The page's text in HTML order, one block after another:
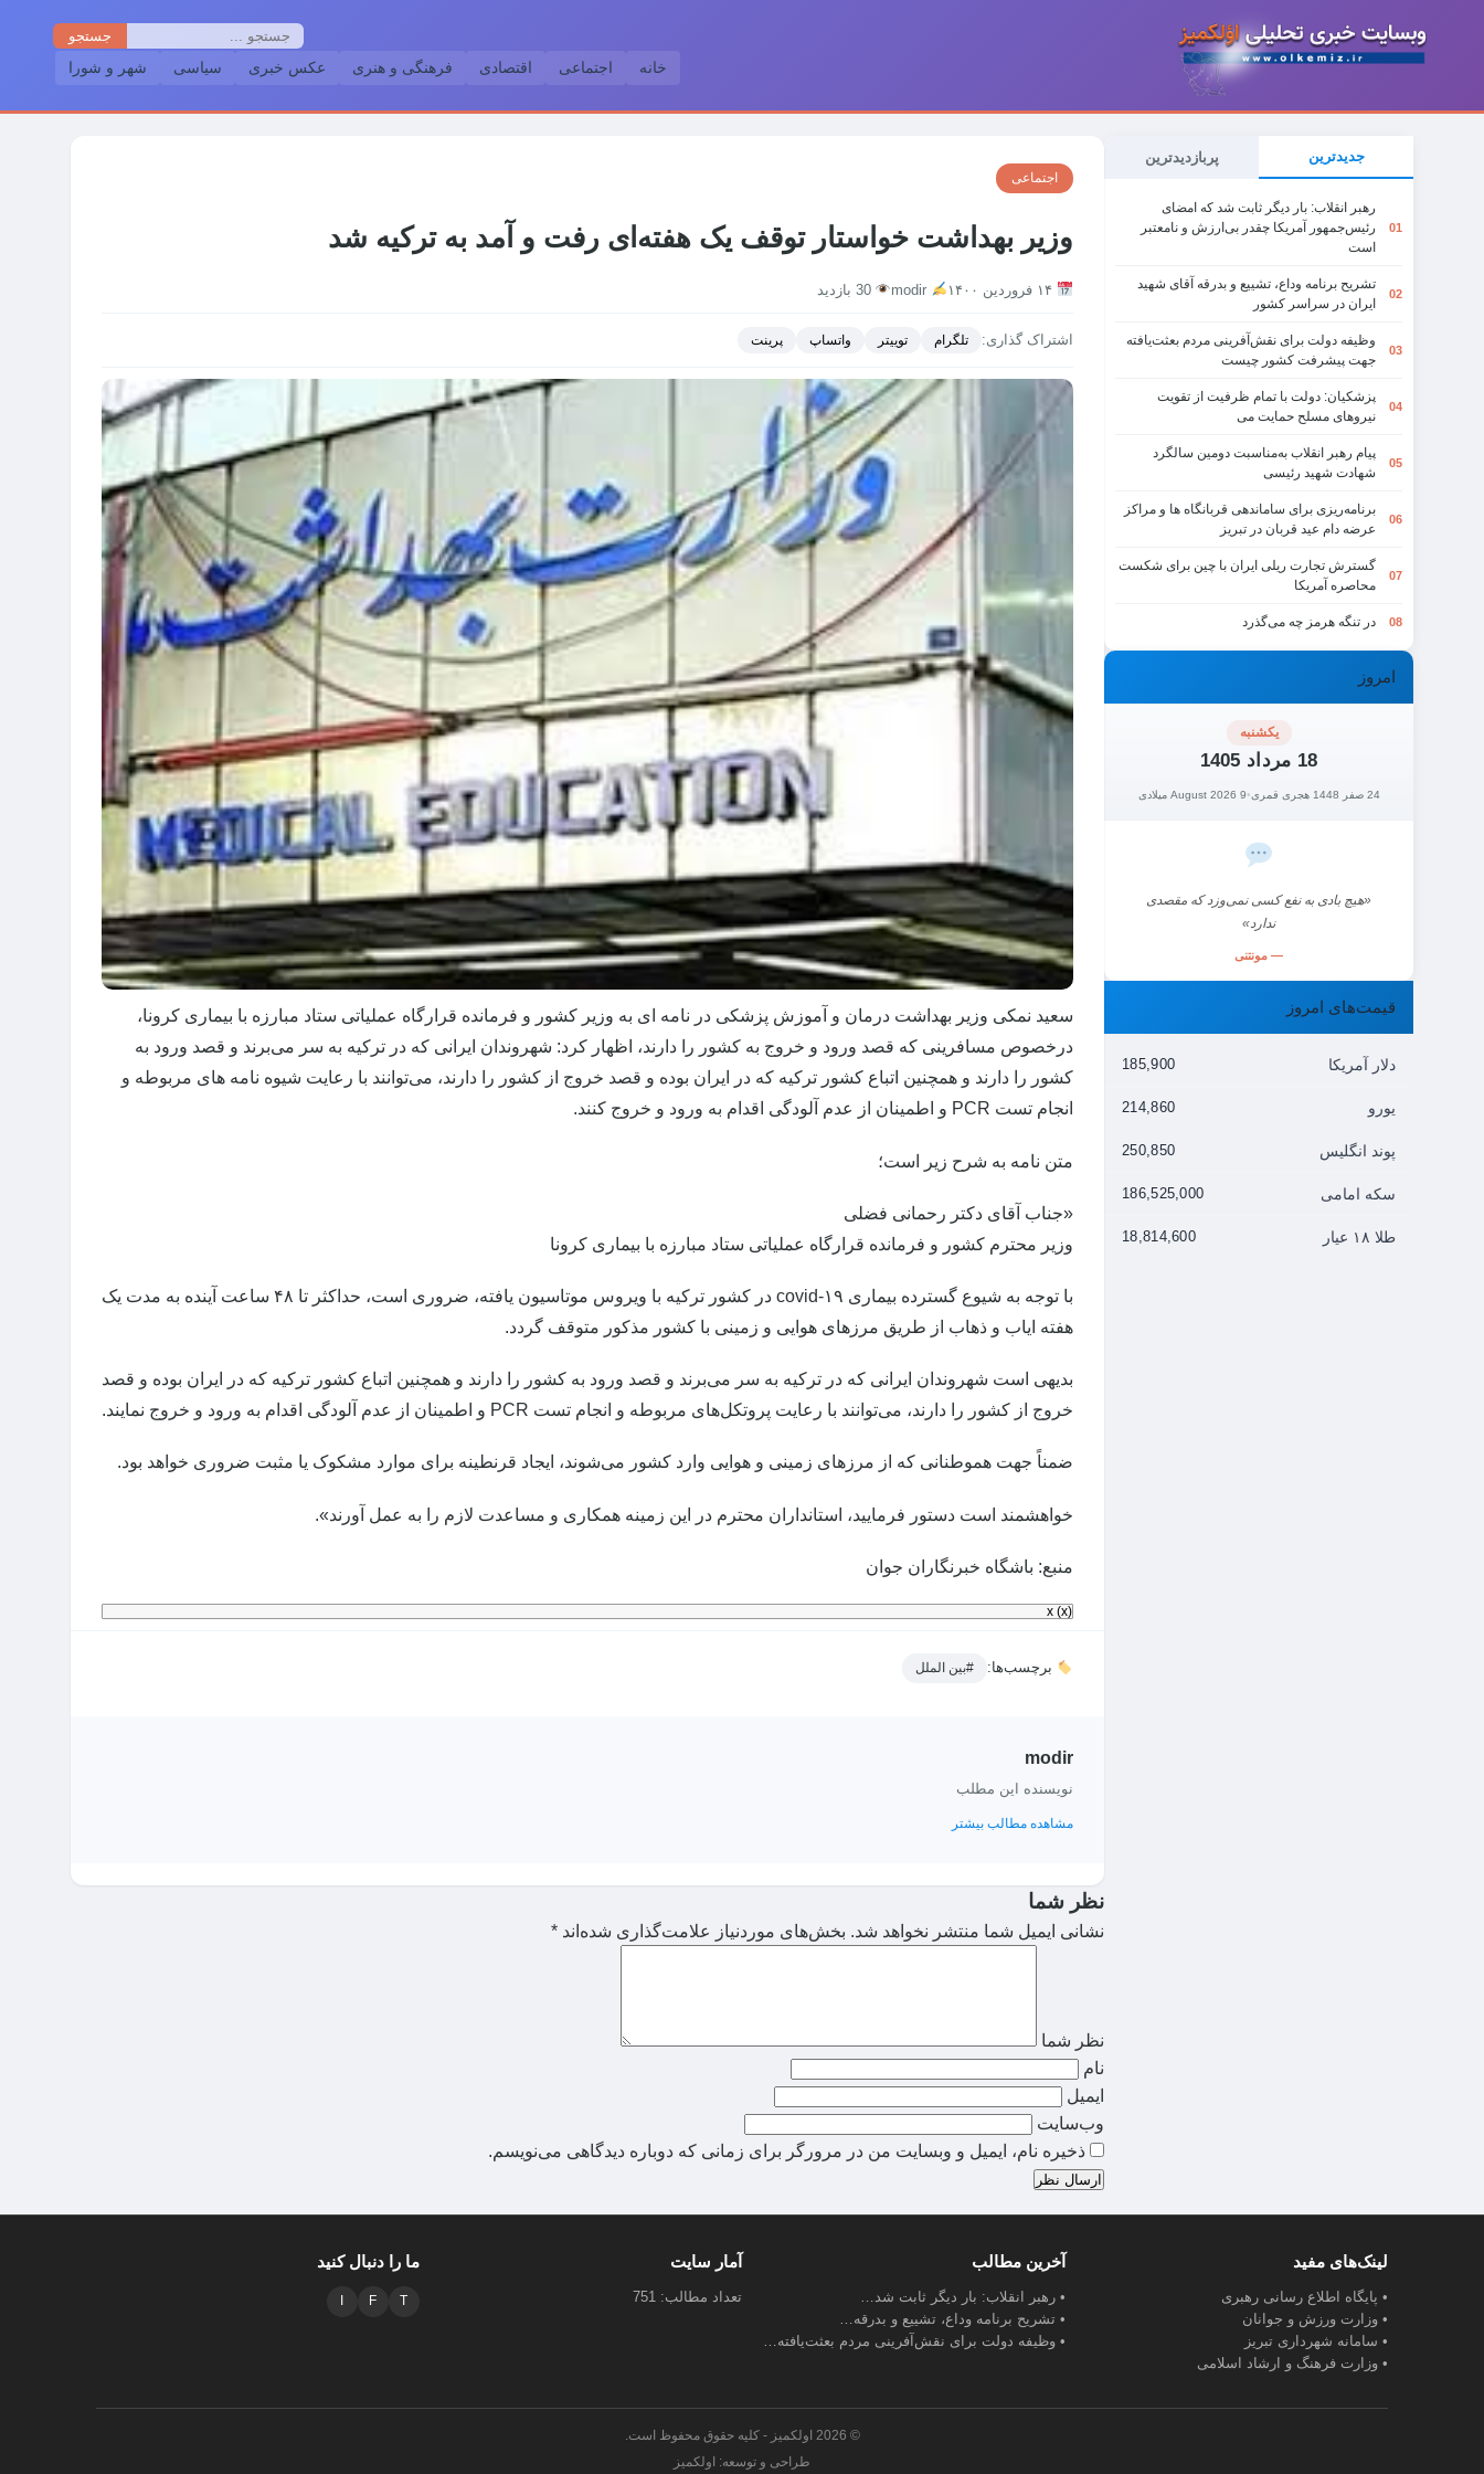
جستجو
خانه اجتماعی اقتصادی فرهنگی و هنری عکس خبری سیاسی شهر و شورا
جدیدترین پربازدیدترین
01
رهبر انقلاب: بار دیگر ثابت شد که امضای
رئیس‌جمهور آمریکا چقدر بی‌ارزش و نامعتبر
است
02
تشریح برنامه وداع، تشییع و بدرقه آقای شهید
ایران در سراسر کشور
03
وظیفه دولت برای نقش‌آفرینی مردم بعثت‌یافته
جهت پیشرفت کشور چیست
04
پزشکیان: دولت با تمام ظرفیت از تقویت
نیروهای مسلح حمایت می
05
پیام رهبر انقلاب به‌مناسبت دومین سالگرد
شهادت شهید رئیسی
06
برنامه‌ریزی برای ساماندهی قربانگاه ها و مراکز
عرضه دام عید قربان در تبریز
07
گسترش تجارت ریلی ایران با چین برای شکست
محاصره آمریکا
08 در تنگه هرمز چه می‌گذرد
امروز
یکشنبه
18 مرداد 1405
24 صفر 1448 هجری قمری •9 August 2026 میلادی
«هیچ بادی به نفع کسی نمی‌وزد که مقصدی
ندارد»
— مونتنی
قیمت‌های امروز
دلار آمریکا 185,900
یورو 214,860
پوند انگلیس 250,850
سکه امامی 186,525,000
طلا ۱۸ عیار 18,814,600
اجتماعی
وزیر بهداشت خواستار توقف یک هفته‌ای رفت و آمد به ترکیه شد
30 بازدید
اشتراک گذاری: تلگرام توییتر واتساپ پرینت
سعید نمکی وزیر بهداشت درمان و آموزش پزشکی در نامه ای به وزیر کشور و فرمانده قرارگاه عملیاتی ستاد مبارزه با بیماری کرونا،
درخصوص مسافرینی که قصد ورود و خروج به کشور را دارند، اظهار کرد: شهروندان ایرانی که در ترکیه به سر می‌برند و قصد ورود به
کشور را دارند و همچنین اتباع کشور ترکیه که در ایران بوده و قصد خروج از کشور را دارند، می‌توانند با رعایت شیوه نامه های مربوطه و
انجام تست PCR و اطمینان از عدم آلودگی اقدام به ورود و خروج کنند.
متن نامه به شرح زیر است؛
«جناب آقای دکتر رحمانی فضلی
وزیر محترم کشور و فرمانده قرارگاه عملیاتی ستاد مبارزه با بیماری کرونا
با توجه به شیوع گسترده بیماری covid-۱۹ در کشور ترکیه با ویروس موتاسیون یافته، ضروری است، حداکثر تا ۴۸ ساعت آینده به مدت یک
هفته ایاب و ذهاب از طریق مرز‌های هوایی و زمینی با کشور مذکور متوقف گردد.
بدیهی است شهروندان ایرانی که در ترکیه به سر می‌برند و قصد ورود به کشور را دارند و همچنین اتباع کشور ترکیه که در ایران بوده و قصد
خروج از کشور را دارند، می‌توانند با رعایت پروتکل‌های مربوطه و انجام تست PCR و اطمینان از عدم آلودگی اقدام به ورود و خروج نمایند.
ضمناً جهت هموطنانی که از مرز‌های زمینی و هوایی وارد کشور می‌شوند، ایجاد قرنطینه برای موارد مشکوک یا مثبت ضروری خواهد بود.
خواهشمند است دستور فرمایید، استانداران محترم در این زمینه همکاری و مساعدت لازم را به عمل آورند».
منبع: باشگاه خبرنگاران جوان
x (x)
برچسب‌ها: #بین الملل
modir
نویسنده این مطلب
مشاهده مطالب بیشتر
نظر شما
نشانی ایمیل شما منتشر نخواهد شد. بخش‌های موردنیاز علامت‌گذاری شده‌اند *
نظر شما
نام
ایمیل
وب‌سایت
ذخیره نام، ایمیل و وبسایت من در مرورگر برای زمانی که دوباره دیدگاهی می‌نویسم.
ارسال نظر
لینک‌های مفید
• پایگاه اطلاع رسانی رهبری
• وزارت ورزش و جوانان
• سامانه شهرداری تبریز
• وزارت فرهنگ و ارشاد اسلامی
آخرین مطالب
• رهبر انقلاب: بار دیگر ثابت شد…
• تشریح برنامه وداع، تشییع و بدرقه…
• وظیفه دولت برای نقش‌آفرینی مردم بعثت‌یافته…
آمار سایت
تعداد مطالب: 751
ما را دنبال کنید
T
F
© 2026 اولکمیز - کلیه حقوق محفوظ است.
طراحی و توسعه: اولکمیز